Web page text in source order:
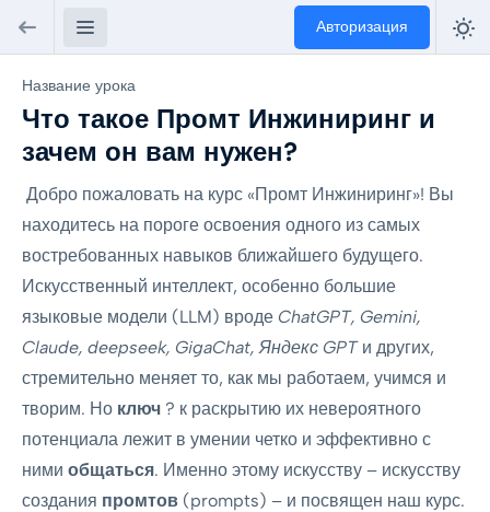
Авторизация
Название урока
Что такое Промт Инжиниринг и
зачем он вам нужен?
Добро пожаловать на курс «Промт Инжиниринг»! Вы
находитесь на пороге освоения одного из самых
востребованных навыков ближайшего будущего.
Искусственный интеллект, особенно большие
языковые модели (LLM) вроде ChatGPT, Gemini,
Claude, deepseek, GigaChat, Яндекс GPTи других,
стремительно меняет то, как мы работаем, учимся и
творим. Но ключ ? к раскрытию их невероятного
потенциала лежит в умении четко и эффективно с
ними общаться. Именно этому искусству – искусству
создания промтов (prompts) – и посвящен наш курс.